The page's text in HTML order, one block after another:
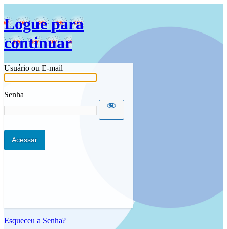
Logue para
continuar
Usuário ou E-mail
Senha
Esqueceu a Senha?